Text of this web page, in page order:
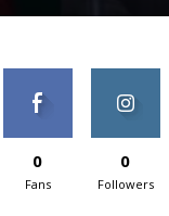
0
Fans
0
Followers